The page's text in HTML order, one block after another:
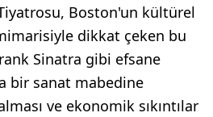
Boston'un kültürel
dikkat çeken bu
Sinatra gibi efsane
bir sanat mabedine
ve ekonomik sıkıntılar